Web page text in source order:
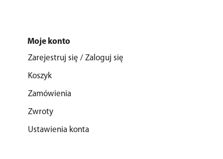
Moje konto
Zarejestruj się / Zaloguj się
Koszyk
Zamówienia
Zwroty
Ustawienia konta